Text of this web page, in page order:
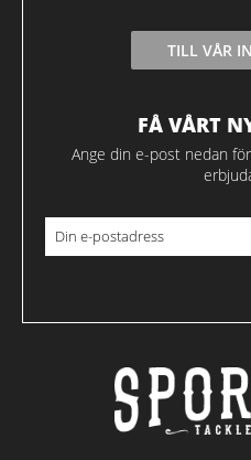
TILL VÅR
FÅ VÅRT
Ange din e-post nedan